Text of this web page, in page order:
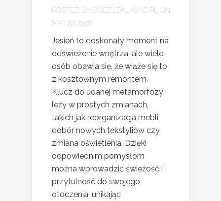
POSTED BY OSIEDLEKLASNO.PL ON
MAJ 29, 2026
Jesień to doskonały moment na
odświeżenie wnętrza, ale wiele
osób obawia się, że wiąże się to
z kosztownym remontem.
Klucz do udanej metamorfozy
leży w prostych zmianach,
takich jak reorganizacja mebli,
dobór nowych tekstyliów czy
zmiana oświetlenia. Dzięki
odpowiednim pomysłom
można wprowadzić świeżość i
przytulność do swojego
otoczenia, unikając